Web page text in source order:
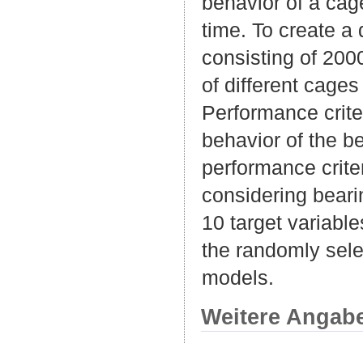
time. To create a
consisting of
of different
Performance
behavior of the
performance
considering
10 target
the randomly
models.
Weitere